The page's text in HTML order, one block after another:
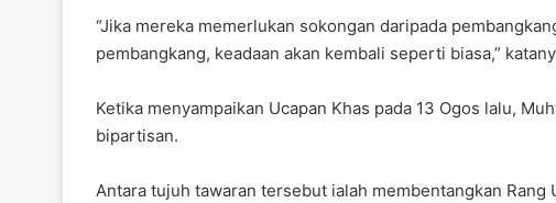
“Jika mereka memerlukan sokongan daripada
pembangkang, keadaan akan kembali seperti biasa,”
Ketika menyampaikan Ucapan Khas pada 13 Ogos lalu,
bipartisan.
Antara tujuh tawaran tersebut ialah membentangkan